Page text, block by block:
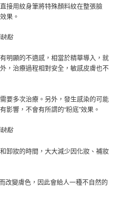
接用紋身筆將特殊顏料紋在整張臉
果。
點
明顯的不適感，相當於精華導入，就
，治療過程相對安全，敏感皮膚也不
要多次治療。 另外，發生感染的可能
影響，不會有所謂的“粉底”效果。
點
卸妝的時間，大大減少因化妝、補妝
改變膚色，因此會給人一種不自然的